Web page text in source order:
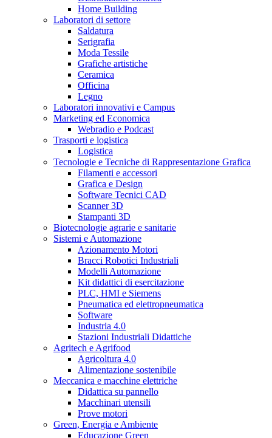
Home Building
Laboratori di settore
Saldatura
Serigrafia
Moda Tessile
Grafiche artistiche
Ceramica
Officina
Legno
Laboratori innovativi e Campus
Marketing ed Economica
Webradio e Podcast
Trasporti e logistica
Logistica
Tecnologie e Tecniche di Rappresentazione Grafica
Filamenti e accessori
Grafica e Design
Software Tecnici CAD
Scanner 3D
Stampanti 3D
Biotecnologie agrarie e sanitarie
Sistemi e Automazione
Azionamento Motori
Bracci Robotici Industriali
Modelli Automazione
Kit didattici di esercitazione
PLC, HMI e Siemens
Pneumatica ed elettropneumatica
Software
Industria 4.0
Stazioni Industriali Didattiche
Agritech e Agrifood
Agricoltura 4.0
Alimentazione sostenibile
Meccanica e macchine elettriche
Didattica su pannello
Macchinari utensili
Prove motori
Green, Energia e Ambiente
Educazione Green